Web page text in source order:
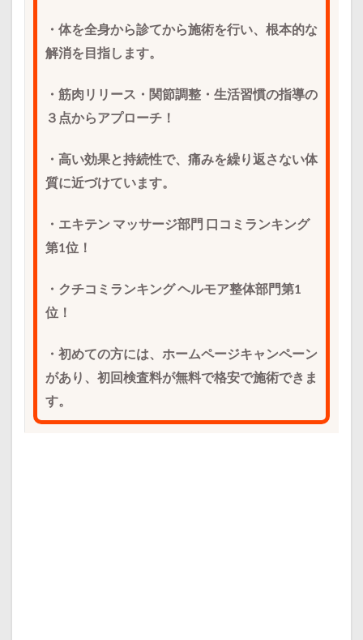
・体を全身から診てから施術を行い、根本的な
解消を目指します。
・筋肉リリース・関節調整・生活習慣の指導の
３点からアプローチ！
・高い効果と持続性で、痛みを繰り返さない体
質に近づけています。
・エキテン マッサージ部門 口コミランキング
第1位！
・クチコミランキング ヘルモア整体部門第1
位！
・初めての方には、ホームページキャンペーン
があり、初回検査料が無料で格安で施術できま
す。